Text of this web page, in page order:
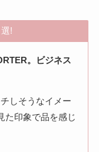
!
。ビジネス
しそうなイメー
た印象で品を感じ